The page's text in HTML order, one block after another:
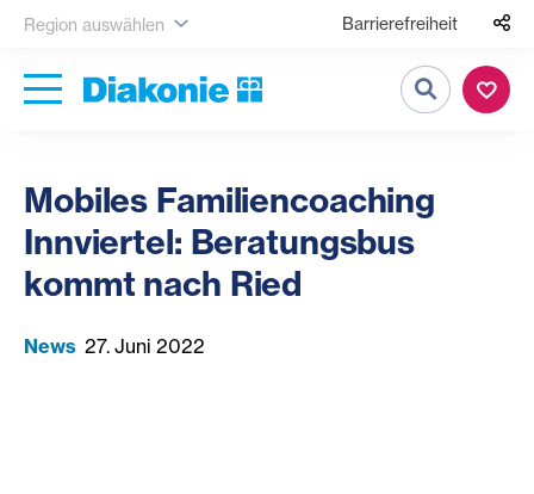
Region auswählen Barrierefreiheit
Suche
Mobiles Familiencoaching
Innviertel: Beratungsbus
kommt nach Ried
News 27. Juni 2022